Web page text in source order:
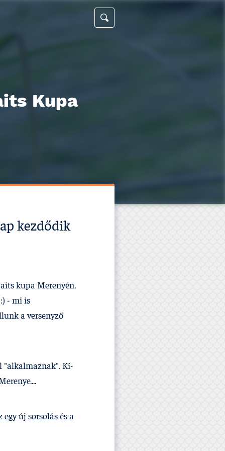
Kupa
kezdődik
kupa Merenyén.
- mi is
a versenyző
"alkalmaznak". Kí­
egy új sorsolás és a